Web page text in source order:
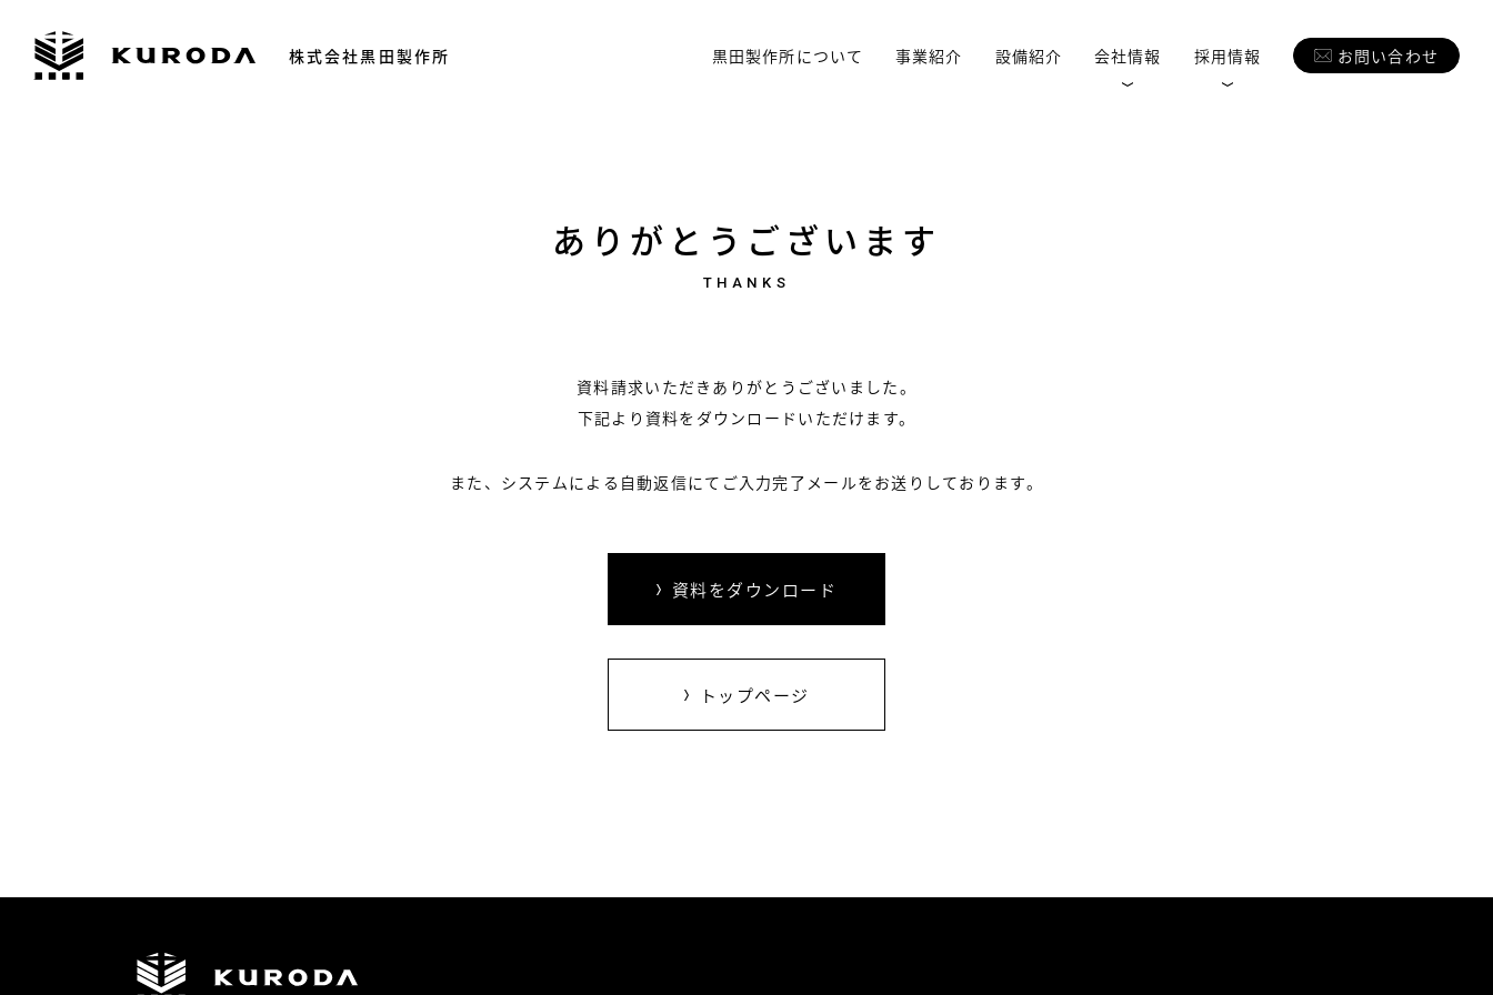
株式会社黒田製作所 黒田製作所について 事業紹介 設備紹介 会社情報 採用情報 お問い合わせ
ありがとうございます
THANKS
資料請求いただきありがとうございました。
下記より資料をダウンロードいただけます。
また、システムによる自動返信にて ご入力完了メールをお送りしております。
資料をダウンロード
トップページ